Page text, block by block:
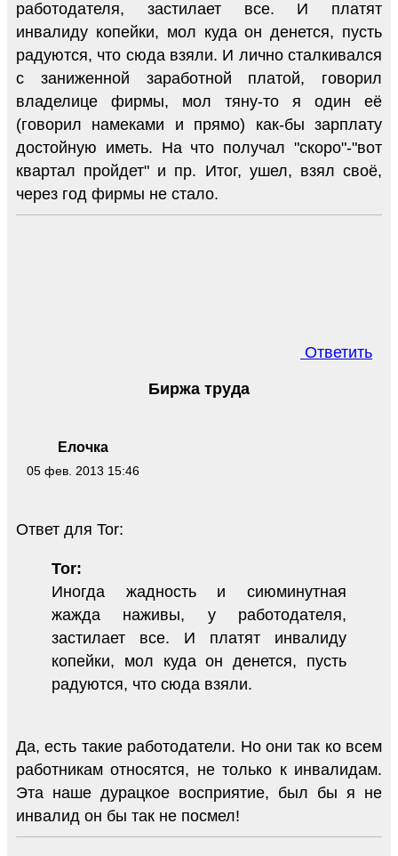
работодателя, застилает все. И платят
инвалиду копейки, мол куда он денется, пусть
радуются, что сюда взяли. И лично сталкивался
с заниженной заработной платой, говорил
владелице фирмы, мол тяну-то я один её
(говорил намеками и прямо) как-бы зарплату
достойную иметь. На что получал "скоро"-"вот
квартал пройдет" и пр. Итог, ушел, взял своё,
через год фирмы не стало.
Ответить
Елочка
05 фев. 2013 15:46
Биржа труда
Ответ для Tor:
Tor:
Иногда жадность и сиюминутная
жажда наживы, у работодателя,
застилает все. И платят инвалиду
копейки, мол куда он денется, пусть
радуются, что сюда взяли.
Да, есть такие работодатели. Но они так ко всем
работникам относятся, не только к инвалидам.
Эта наше дурацкое восприятие, был бы я не
инвалид он бы так не посмел!